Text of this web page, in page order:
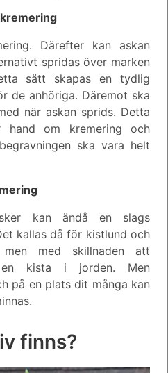
Därefter kan askan
spridas över marken
sätt skapas en tydlig
de anhöriga. Däremot ska
när askan sprids. Detta
om kremering och
ska vara helt
kan ändå en slags
kallas då för kistlund och
med skillnaden att
kista i jorden. Men
på en plats dit många kan
finns?